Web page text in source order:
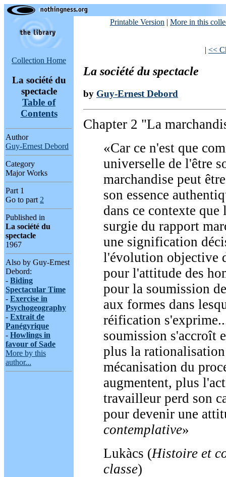
Collection Home
La société du
spectacle
Table of
Contents
Author
Guy-Ernest Debord
Category
Major Works
Part 1
Go to part2
Published in
La société du
spectacle
1967
Also by Guy-Ernest
Debord:
- Biding
Spectacular Time
- Exercise in
Psychogeography
- Extrait de
Panégyrique
- Howlings in
favour of Sade
More by this
author...
Printable Version | More in this
| <<
La société du spectacle
by Guy-Ernest Debord
Chapter 2 "La
«Car ce n'est que
universelle de l'être
marchandise peut
son essence
dans ce contexte
surgie du rapport
une signification
l'évolution objective
pour l'attitude des
pour la soumission
aux formes dans
réification
soumission s'accroît
plus la
mécanisation du
augmentent, plus
travailleur perd son
pour devenir une
contemplative»
Lukàcs (Histoire et
classe)